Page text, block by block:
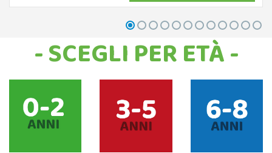
- SCEGLI PER ETÀ -